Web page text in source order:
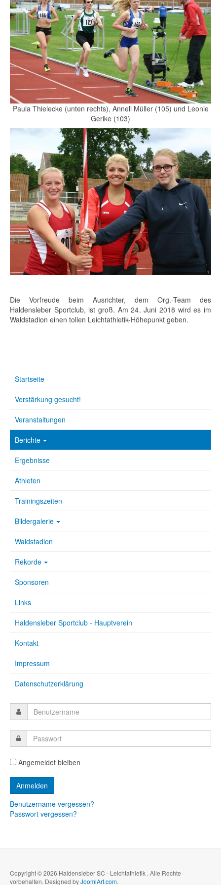
Paula Thielecke (unten rechts), Anneli Müller (105) und Leonie
Gerike (103)
Die Vorfreude beim Ausrichter, dem Org.-Team des
Haldensleber Sportclub, ist groß. Am 24. Juni 2018 wird es im
Waldstadion einen tollen Leichtathletik-Höhepunkt geben.
Startseite
Verstärkung gesucht!
Veranstaltungen
Berichte
Ergebnisse
Athleten
Trainingszeiten
Bildergalerie
Waldstadion
Rekorde
Sponsoren
Links
Haldensleber Sportclub - Hauptverein
Kontakt
Impressum
Datenschutzerklärung
Angemeldet bleiben
Benutzername vergessen?
Passwort vergessen?
Copyright © 2026 Haldensleber SC - Leichtathletik . Alle Rechte
vorbehalten. Designed byJoomlArt.com.